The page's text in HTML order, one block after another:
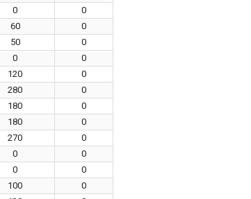
0
0
60
0
50
0
0
0
120
0
280
0
180
0
180
0
270
0
0
0
0
0
100
0